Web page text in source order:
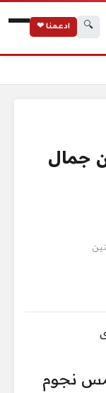
🔍 ادعمنا ❤
جمال
نجوم